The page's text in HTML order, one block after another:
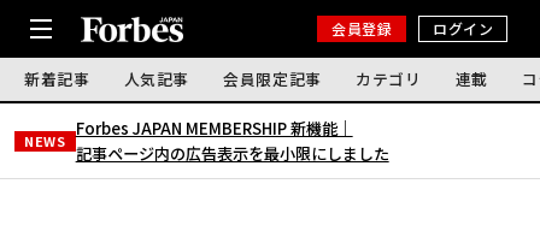
会員登録 ログイン
新着記事 人気記事 会員限定記事 カテゴリ 連載
NEWS
Forbes JAPAN MEMBERSHIP 新機能｜
記事ページ内の広告表示を最小限にしました